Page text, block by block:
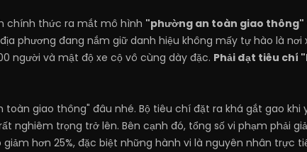
chính thức ra mắt mô hình "phường an toàn giao thông"
phương đang nắm giữ danh hiệu không mấy tự hào là
người và mật độ xe cộ vô cùng dày đặc. Phải đạt tiêu chí
giao thông" đâu nhé. Bộ tiêu chí đặt ra khá gắt gao khi
nghiêm trọng trở lên. Bên cạnh đó, tổng số vi phạm phải
hơn 25%, đặc biệt những hành vi là nguyên nhân trực